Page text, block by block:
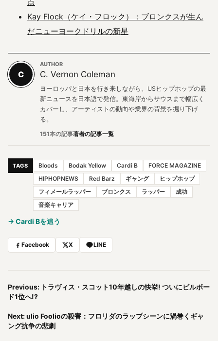
点
Kay Flock（ケイ・フロック）：ブロンクスが生ん
だニューヨークドリルの新星
C
AUTHOR
C. Vernon Coleman
ヨーロッパと日本を行き来しながら、USヒップホップの最
新ニュースを日本語で発信。東海岸からサウスまで幅広く
カバーし、アーティストの動向や業界の背景を掘り下げ
る。
151本の記事著者の記事一覧
TAGS Bloods Bodak Yellow Cardi B
FORCE MAGAZINE
HIPHOPNEWS
Red Barz ギャング
ヒップホップ
フィメールラッパー
ブロンクス ラッパー
成功
音楽キャリア
→ Cardi Bを追う
Facebook X LINE
Previous: トラヴィス・スコット10年越しの快挙! ついにビルボー
ド1位へ!?
Next: ulio Foolioの殺害：フロリダのラップシーンに渦巻くギャ
ング抗争の悲劇